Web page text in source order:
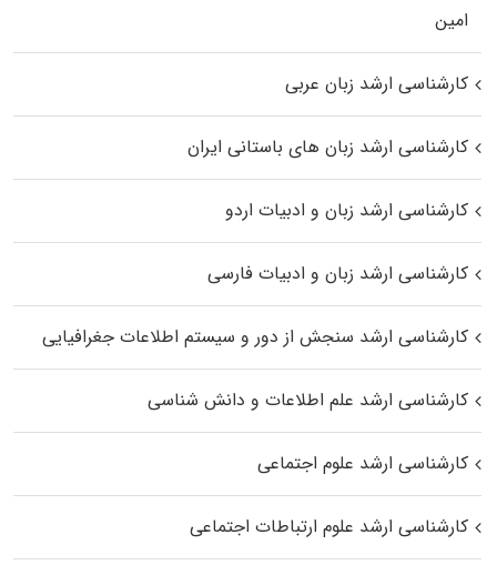
اﻣﻴﻦ
کارشناسی ارشد زبان عربی
کارشناسی ارشد زبان‌ های باستانی ایران
کارشناسی ارشد زبان و ادبیات اردو
کارشناسی ارشد زبان و ادبیات فارسی
کارشناسی ارشد سنجش از دور و سیستم اطلاعات جغرافیایی
کارشناسی ارشد علم اطلاعات و دانش شناسی
کارشناسی ارشد علوم اجتماعی
کارشناسی ارشد علوم ارتباطات اجتماعی